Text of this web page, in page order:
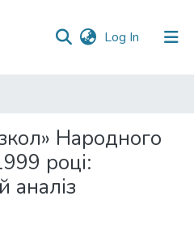
Log In (current)
Народного
році:
аналіз